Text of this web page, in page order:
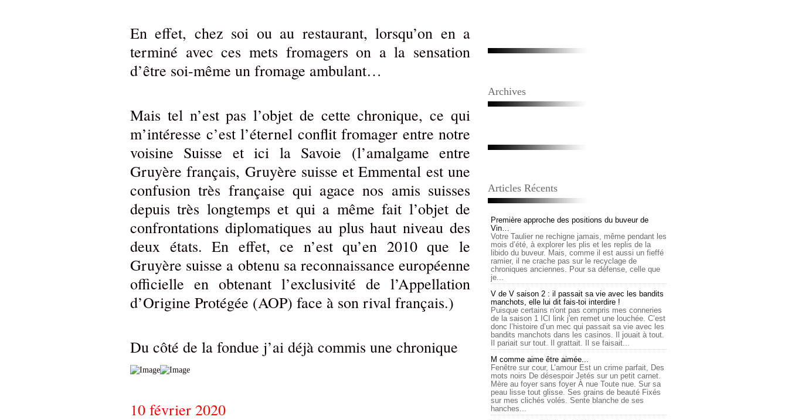
En effet, chez soi ou au restaurant, lorsqu’on en a
terminé avec ces mets fromagers on a la sensation
d’être soi-même un fromage ambulant…
Mais tel n’est pas l’objet de cette chronique, ce qui
m’intéresse c’est l’éternel conflit fromager entre notre
voisine Suisse et ici la Savoie (l’amalgame entre
Gruyère français, Gruyère suisse et Emmental est une
confusion très française qui agace nos amis suisses
depuis très longtemps et qui a même fait l’objet de
confrontations diplomatiques au plus haut niveau des
deux états. En effet, ce n’est qu’en 2010 que le
Gruyère suisse a obtenu sa reconnaissance européenne
officielle en obtenant l’exclusivité de l’Appellation
d’Origine Protégée (AOP) face à son rival français.)
Du côté de la fondue j’ai déjà commis une chronique
10 février 2020
Archives
Articles Récents
Première approche des positions du buveur de
Vin…
Votre Taulier ne rechigne jamais, même pendant les
mois d’été, à explorer les plis et les replis de la
libido du buveur. Mais, comme il est aussi un fieffé
ramier, il ne crache pas sur le recyclage de
chroniques anciennes. Pour sa défense, celle que
je...
V de V saison 2 : il passait sa vie avec les bandits
manchots, elle lui dit fais-toi interdire !
Puisque certains n'ont pas compris mes conneries
de la saison 1 ICI link j'en remet une louchée. C’est
donc l’histoire d’un mec qui passait sa vie avec les
bandits manchots dans les casinos. Il jouait à tout.
Il pariait sur tout. Il grattait. Il se faisait...
M comme aime être aimée...
Fenêtre sur cour, L’amour Est un crime parfait, Des
mots noirs De désespoir Jetés sur un petit carnet.
Mère au foyer sans foyer À nue Toute nue. Sur sa
peau lisse tout glisse. Ses grains de beauté Fixés
sur mes clichés volés. Sente blanche de ses
hanches...